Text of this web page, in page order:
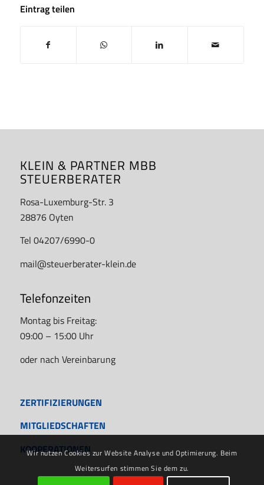
Eintrag teilen
KLEIN & PARTNER MBB
STEUERBERATER
Rosa-Luxemburg-Str. 3
28876 Oyten
Tel 04207/6990-0
mail@steuerberater-klein.de
Telefonzeiten
Montag bis Freitag:
09:00 – 15:00 Uhr
oder nach Vereinbarung
ZERTIFIZIERUNGEN
MITGLIEDSCHAFTEN
KOOPERATIONEN
Wir nutzen Cookies zur Website Analyse und Optimierung. Beim
Weitersurfen stimmen Sie dem zu.